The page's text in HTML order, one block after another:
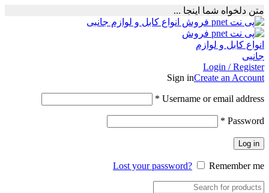
متن دلخواه شما اینجا ...
Login / Register
Sign inCreate an Account
Username or email address
*
Password
*
Log in
Lost your password? Remember me